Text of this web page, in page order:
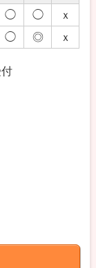
◯ ◯
ｘ
◯ ◎ ｘ